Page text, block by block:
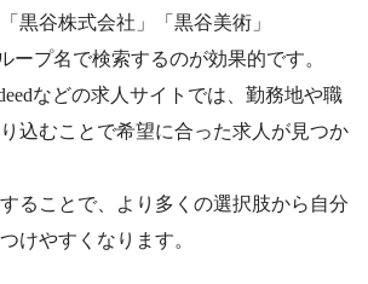
黒谷株式会社」「黒谷美術」
ープ名で検索するのが効果的です。
などの求人サイトでは、勤務地や職
込むことで希望に合った求人が見つか
ることで、より多くの選択肢から自分
けやすくなります。